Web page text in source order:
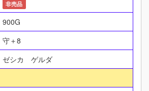
非売品
900G
守＋8
ゼシカ ゲルダ